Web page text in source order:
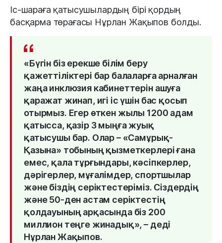
Іс-шараға қатысушылардың бірі қордың
басқарма төрағасы Нұрлан Жақыпов болды.
«Бүгін біз ерекше білім беру
қажеттіліктері бар балаларға арналған
жаңа инклюзия кабинеттерін ашуға
қаражат жинап, игі іс үшін бас қосып
отырмыз. Егер өткен жылы 1200 адам
қатысса, қазір 3 мыңға жуық
қатысушы бар. Олар – «Самұрық-
Қазына» тобының қызметкерлері ғана
емес, қала тұрғындары, кәсіпкерлер,
дәрігерлер, мұғалімдер, спортшылар
және біздің серіктестеріміз. Сіздердің
және 50-ден астам серіктестің
қолдауының арқасында біз 200
миллион теңге жинадық», – деді
Нұрлан Жақыпов.